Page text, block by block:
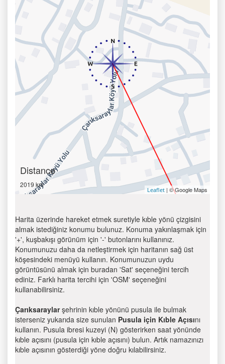
Distance
2019 km
Leaflet | © Google Maps
Harita üzerinde hareket etmek suretiyle kıble yönü çizgisini
almak istediğiniz konumu bulunuz. Konuma yakınlaşmak için
'+', kuşbakışı görünüm için '-' butonlarını kullanınız.
Konumunuzu daha da netleştirmek için haritanın sağ üst
köşesindeki menüyü kullanın. Konumunuzun uydu
görüntüsünü almak için buradan 'Sat' seçeneğini tercih
ediniz. Farklı harita tercihi için 'OSM' seçeneğini
kullanabilirsiniz.
Çarıksaraylarşehrinin kıble yönünü pusula ile bulmak
isterseniz yukarıda size sunulan Pusula için Kıble Açısını
kullanın. Pusula ibresi kuzeyi (N) gösterirken saat yönünde
kıble açısını (pusula için kıble açısını) bulun. Artık namazınızı
kıble açısının gösterdiği yöne doğru kılabilirsiniz.